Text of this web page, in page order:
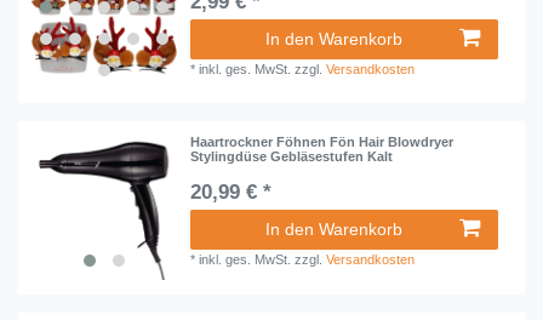
In den Warenkorb
*inkl. ges. MwSt. zzgl.Versandkosten
Haartrockner Föhnen Fön Hair Blowdryer
Stylingdüse Gebläsestufen Kalt
20,99 € *
In den Warenkorb
*inkl. ges. MwSt. zzgl.Versandkosten